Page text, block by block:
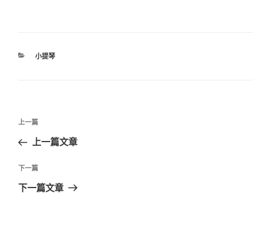
分
小提琴
文
導
覽
上
一
文
章
上一篇
上一篇文章
下
一
下一篇
下一篇文章